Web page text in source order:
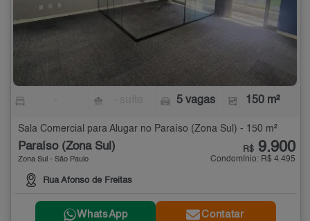
5 vagas 150 m²
Sala Comercial para Alugar no Paraíso (Zona Sul) - 150 m²
Paraíso (Zona Sul)
Zona Sul - São Paulo
Rua Afonso de Freitas
R$ 9.900
Condomínio: R$ 4.495
WhatsApp Contatar